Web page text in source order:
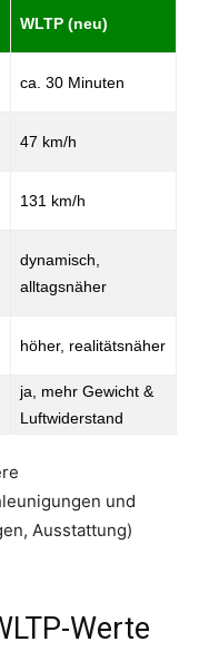
WLTP (neu)
ca. 30 Minuten
47 km/h
131 km/h
dynamisch,
alltagsnäher
höher, realitätsnäher
ja, mehr Gewicht &
Luftwiderstand
und
Ausstattung)
Werte